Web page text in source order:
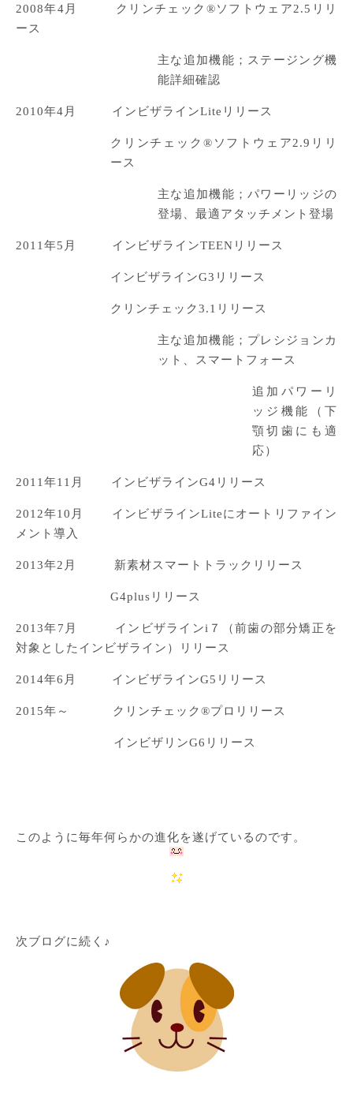
2008年4月 クリンチェック®ソフトウェア2.5リリ
ース
主な追加機能；ステージング機
能詳細確認
2010年4月 インビザラインLiteリリース
クリンチェック®ソフトウェア2.9リリ
ース
主な追加機能；パワーリッジの
登場、最適アタッチメント登場
2011年5月 インビザラインTEENリリース
インビザラインG3リリース
クリンチェック3.1リリース
主な追加機能；プレシジョンカ
ット、スマートフォース
追加パワーリ
ッジ機能（下
顎切歯にも適
応）
2011年11月 インビザラインG4リリース
2012年10月 インビザラインLiteにオートリファイン
メント導入
2013年2月 新素材スマートトラックリリース
G4plusリリース
2013年7月 インビザラインi７（前歯の部分矯正を
対象としたインビザライン）リリース
2014年6月 インビザラインG5リリース
2015年～ クリンチェック®プロリリース
インビザリンG6リリース
このように毎年何らかの進化を遂げているのです。
次ブログに続く♪